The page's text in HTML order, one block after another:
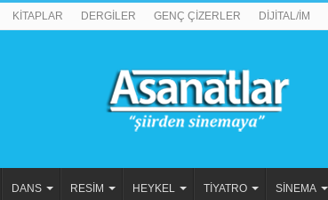
KİTAPLAR DERGİLER GENÇ ÇİZERLER DİJİTAL/İM
DANS RESİM HEYKEL TİYATRO SİNEMA